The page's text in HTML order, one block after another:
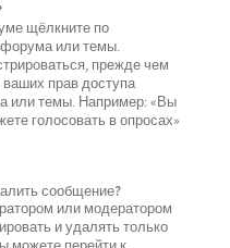
щёлкните по
форума или темы.
прежде чем
прав доступа
или темы. Например: «Вы
голосовать в опросах»
сообщение?
или модератором
и удалять только